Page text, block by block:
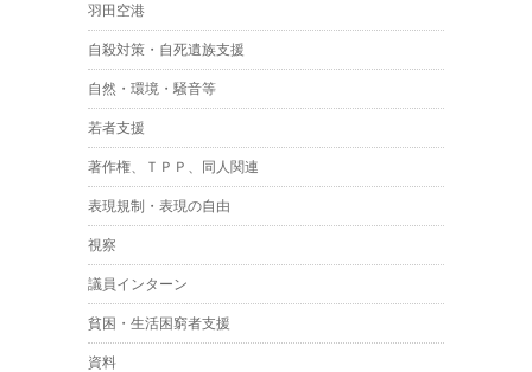
羽田空港
自殺対策・自死遺族支援
自然・環境・騒音等
若者支援
著作権、ＴＰＰ、同人関連
表現規制・表現の自由
視察
議員インターン
貧困・生活困窮者支援
資料